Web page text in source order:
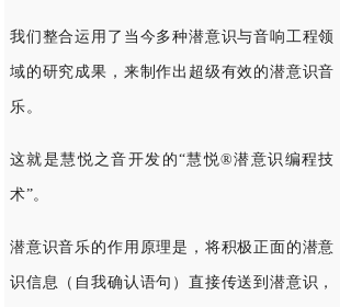
我们整合运用了当今多种潜意识与音响工程领
域的研究成果，来制作出超级有效的潜意识音
乐。
这就是慧悦之音开发的“慧悦®潜意识编程技
术”。
潜意识音乐的作用原理是，将积极正面的潜意
识信息（自我确认语句）直接传送到潜意识，